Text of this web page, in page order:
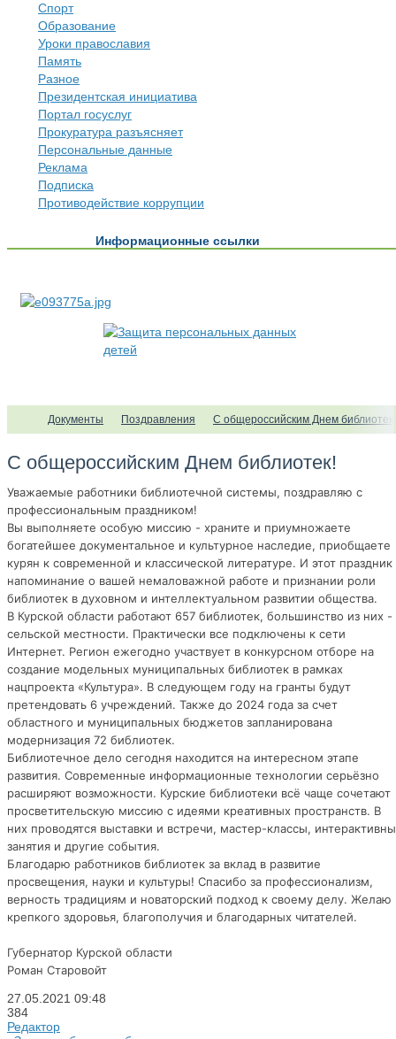
Спорт
Образование
Уроки православия
Память
Разное
Президентская инициатива
Портал госуслуг
Прокуратура разъясняет
Персональные данные
Реклама
Подписка
Противодействие коррупции
Информационные ссылки
Документы Поздравления С общероссийским Днем библиотек!
С общероссийским Днем библиотек!
Уважаемые работники библиотечной системы, поздравляю с
профессиональным праздником!
Вы выполняете особую миссию - храните и приумножаете
богатейшее документальное и культурное наследие, приобщаете
курян к современной и классической литературе. И этот праздник
напоминание о вашей немаловажной работе и признании роли
библиотек в духовном и интеллектуальном развитии общества.
В Курской области работают 657 библиотек, большинство из них -
сельской местности. Практически все подключены к сети
Интернет. Регион ежегодно участвует в конкурсном отборе на
создание модельных муниципальных библиотек в рамках
нацпроекта «Культура». В следующем году на гранты будут
претендовать 6 учреждений. Также до 2024 года за счет
областного и муниципальных бюджетов запланирована
модернизация 72 библиотек.
Библиотечное дело сегодня находится на интересном этапе
развития. Современные информационные технологии серьёзно
расширяют возможности. Курские библиотеки всё чаще сочетают
просветительскую миссию с идеями креативных пространств. В
них проводятся выставки и встречи, мастер-классы,
занятия и другие события.
Благодарю работников библиотек за вклад в развитие
просвещения, науки и культуры! Спасибо за профессионализм,
верность традициям и новаторский подход к своему делу. Желаю
крепкого здоровья, благополучия и благодарных читателей.
Губернатор Курской области
Роман Старовойт
27.05.2021 09:48
384
Редактор